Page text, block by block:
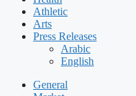
Athletic
Arts
Press Releases
Arabic
English
General